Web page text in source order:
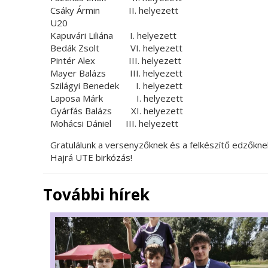
Csáky Ármin II. helyezett
U20
Kapuvári Liliána I. helyezett
Bedák Zsolt VI. helyezett
Pintér Alex III. helyezett
Mayer Balázs III. helyezett
Szilágyi Benedek I. helyezett
Laposa Márk I. helyezett
Gyárfás Balázs XI. helyezett
Mohácsi Dániel III. helyezett
Gratulálunk a versenyzőknek és a felkészítő
Hajrá UTE birkózás!
További hírek